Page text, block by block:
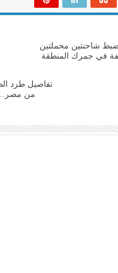
شاحنتين محملتين
في جمرك المنطقة
تفاصيل طرد
من مصر..